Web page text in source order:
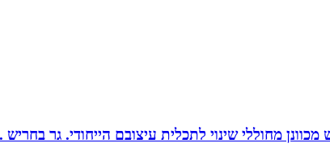
שינוי לתכלית עיצובם הייחודי. גר בחריש . כתובת הקליניקה : רחוב